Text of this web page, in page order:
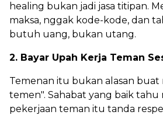
healing bukan jadi jasa titipan.
maksa, nggak kode-kode, dan
butuh uang, bukan utang.
2. Bayar Upah Kerja Teman
Temenan itu bukan alasan buat
temen". Sahabat yang baik tahu
pekerjaan teman itu tanda